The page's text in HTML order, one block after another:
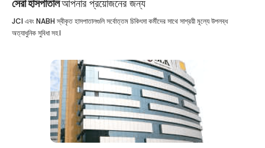
সেরা হাসপাতালআপনার প্রয়োজনের জন্য
JCI এবং NABH স্বীকৃত হাসপাতালগুলি সর্বোত্তম চিকিৎসা কর্মীদের সাথে সাশ্রয়ী মূল্যে উপলব্ধ
অত্যাধুনিক সুবিধা সহ।